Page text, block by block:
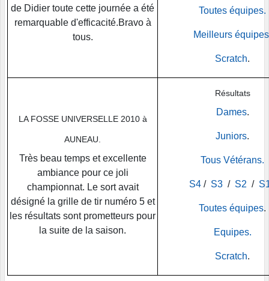
de Didier toute cette journée a été
remarquable d'efficacité.Bravo à
tous.
Toutes équipes.
Meilleurs équipes
Scratch.
LA FOSSE UNIVERSELLE 2010 à
AUNEAU.
Très beau temps et excellente
ambiance pour ce joli
championnat. Le sort avait
désigné la grille de tir numéro 5 et
les résultats sont prometteurs pour
la suite de la saison.
Résultats
Dames.
Juniors.
Tous Vétérans.
S4 / S3 / S2 /
Toutes équipes.
Equipes.
Scratch.